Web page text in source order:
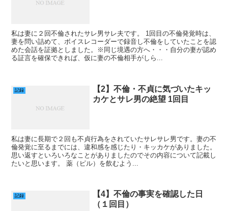
私は妻に２回不倫されたサレ男サレ夫です。 1回目の不倫発覚時は、
妻を問い詰めて、ボイスレコーダーで録音し不倫をしていたことを認
めた会話を証拠としました。※同じ境遇の方へ・・・自分の妻が認め
る証言を確保できれば、仮に妻の不倫相手がしら...
記録
【2】不倫・不貞に気づいたキッ
カケとサレ男の絶望 1回目
私は妻に長期で２回も不貞行為をされていたサレサレ男です。妻の不
倫発覚に至るまでには、違和感を感じたり・キッカケがありました。
思い返すといろいろなことがありましたのでその内容について記載し
たいと思います。 薬（ピル）を飲むよう...
記録
【4】不倫の事実を確認した日
（１回目）